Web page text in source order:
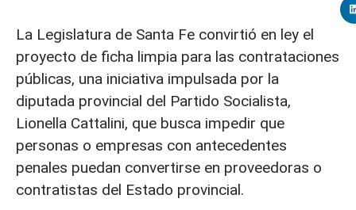
La Legislatura de Santa Fe convirtió en ley el
proyecto de ficha limpia para las contrataciones
públicas, una iniciativa impulsada por la
diputada provincial del Partido Socialista,
Lionella Cattalini, que busca impedir que
personas o empresas con antecedentes
penales puedan convertirse en proveedoras o
contratistas del Estado provincial.